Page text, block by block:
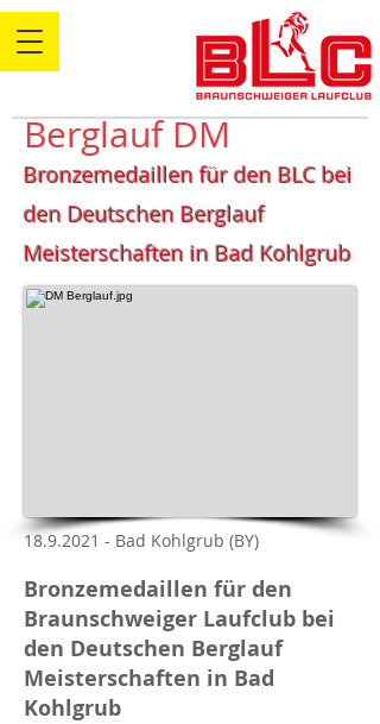
Berglauf DM
Bronzemedaillen für den BLC bei
den Deutschen Berglauf
Meisterschaften in Bad Kohlgrub
18.9.2021 - Bad Kohlgrub (BY)
Bronzemedaillen für den
Braunschweiger Laufclub bei
den Deutschen Berglauf
Meisterschaften in Bad
Kohlgrub